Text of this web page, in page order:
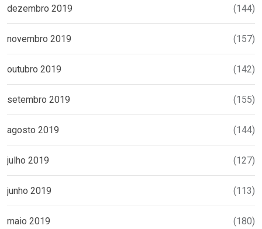
dezembro 2019 (144)
novembro 2019 (157)
outubro 2019 (142)
setembro 2019 (155)
agosto 2019 (144)
julho 2019 (127)
junho 2019 (113)
maio 2019 (180)